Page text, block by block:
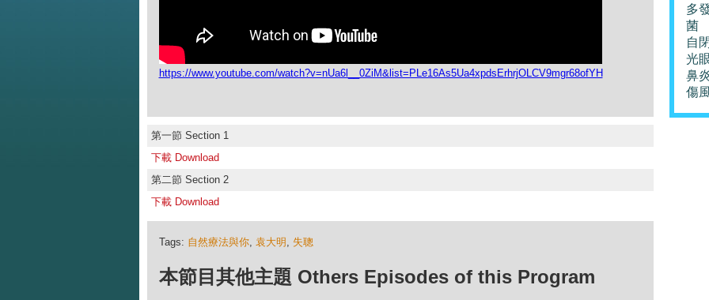
https://www.youtube.com/watch?v=nUa6l__0ZiM&list=PLe16As5Ua4xpdsErhrjOLCV9mgr68ofYH
第一節 Section 1
下載 Download
第二節 Section 2
下載 Download
Tags: 自然療法與你, 袁大明 , 失聰
本節目其他主題 Others Episodes of this Program
多
菌
自
光
鼻
傷